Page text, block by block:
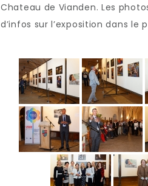
Chateau de Vianden. Les
d’infos sur l’exposition dans le